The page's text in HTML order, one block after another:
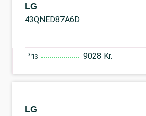
LG
43QNED87A6D
Pris 9028 Kr.
LG